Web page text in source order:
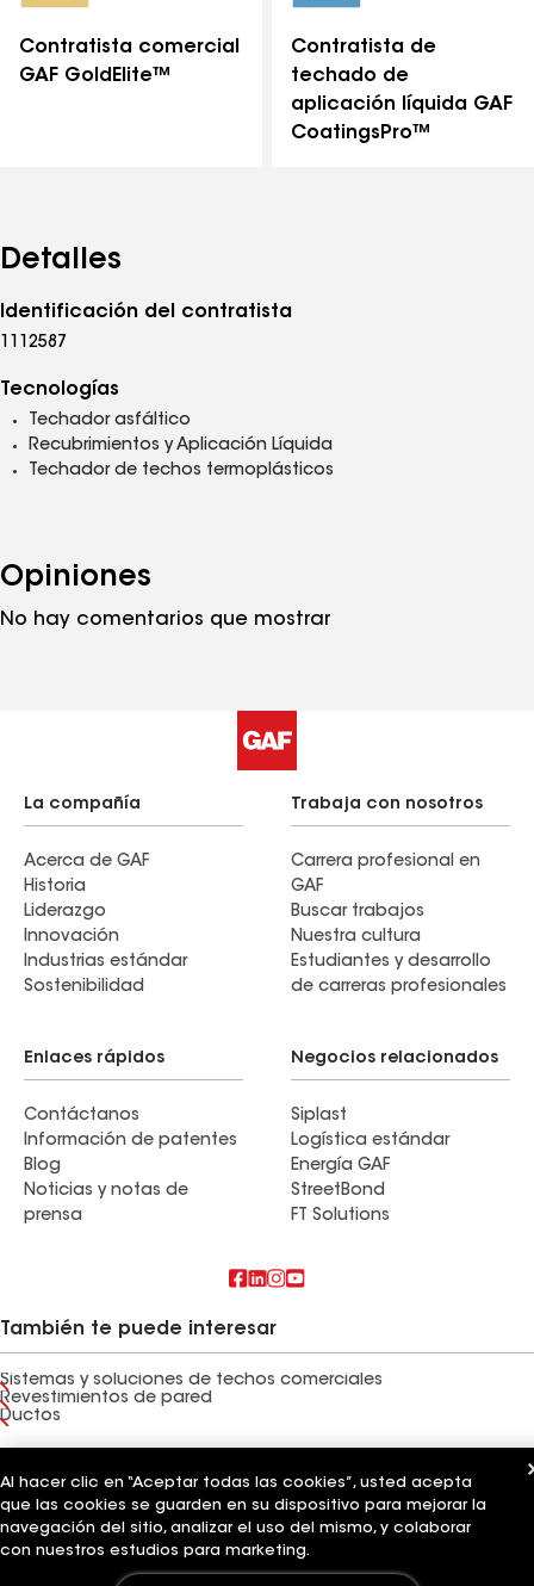
Contratista comercial
GAF GoldElite™
Contratista de
techado de
aplicación líquida GAF
CoatingsPro™
Detalles
Identificación del contratista
1112587
Tecnologías
Techador asfáltico
Recubrimientos y Aplicación Líquida
Techador de techos termoplásticos
Opiniones
No hay comentarios que mostrar
La compañía
Acerca de GAF
Historia
Liderazgo
Innovación
Industrias estándar
Sostenibilidad
Trabaja con nosotros
Carrera profesional en
GAF
Buscar trabajos
Nuestra cultura
Estudiantes y desarrollo
de carreras profesionales
Enlaces rápidos
Contáctanos
Información de patentes
Blog
Noticias y notas de
prensa
Negocios relacionados
Siplast
Logística estándar
Energía GAF
StreetBond
FT Solutions
También te puede interesar
Sistemas y soluciones de techos comerciales
Revestimientos de pared
Ductos
Aviso para los solicitantes Código de conducta para proveedores
Línea directa de ética
Tus opciones de privacidad
Configuración de cookies
©2026 GAF Materials LLC
Al hacer clic en “Aceptar todas las cookies”, usted acepta
que las cookies se guarden en su dispositivo para mejorar la
navegación del sitio, analizar el uso del mismo, y colaborar
con nuestros estudios para marketing.